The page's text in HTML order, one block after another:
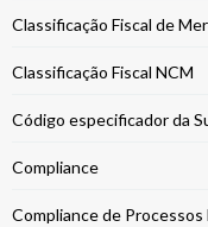
Classificação Fiscal de
Classificação Fiscal NCM
Código especificador da
Compliance
Compliance de Processos